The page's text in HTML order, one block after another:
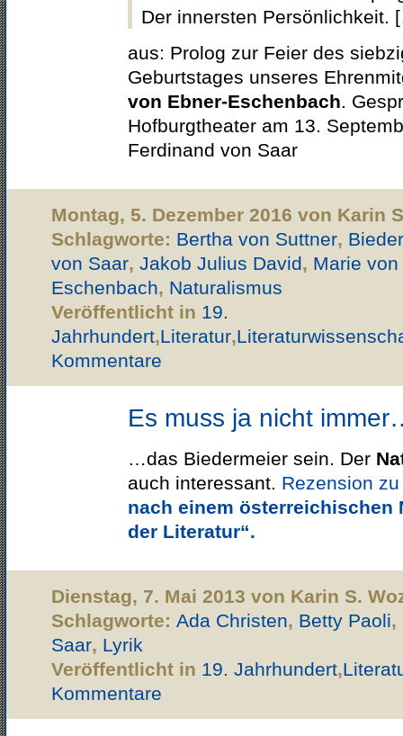
Der innersten Persönlichkeit.
aus: Prolog zur Feier des
Geburtstages unseres
von Ebner-Eschenbach.
Hofburgtheater am 13.
Ferdinand von Saar
Montag, 5. Dezember 2016 von Karin
Schlagworte: Bertha von Suttner,
von Saar, Jakob Julius David, Marie
Eschenbach, Naturalismus
Veröffentlicht in 19.
Jahrhundert,Literatur,
Kommentare
Es muss ja nicht
…das Biedermeier sein. Der
auch interessant. Rezension zu
nach einem österreichischen
der Literatur“.
Dienstag, 7. Mai 2013 von Karin S.
Schlagworte: Ada Christen, Betty Paoli,
Saar, Lyrik
Veröffentlicht in 19. Jahrhundert,
Kommentare